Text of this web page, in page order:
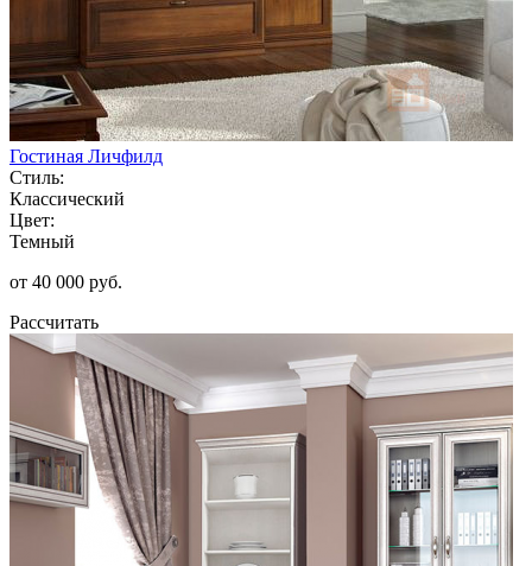
Гостиная Личфилд
Стиль:
Классический
Цвет:
Темный
от 40 000 руб.
Рассчитать